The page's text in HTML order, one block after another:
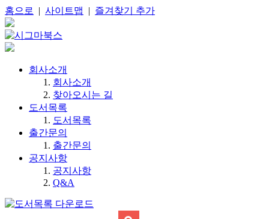
홈으로 | 사이트맵 | 즐겨찾기 추가
회사소개
회사소개
찾아오시는 길
도서목록
도서목록
출간문의
출간문의
공지사항
공지사항
Q&A